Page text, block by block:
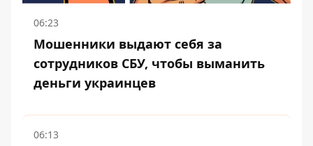
06:23
Мошенники выдают себя за
сотрудников СБУ, чтобы выманить
деньги украинцев
06:13